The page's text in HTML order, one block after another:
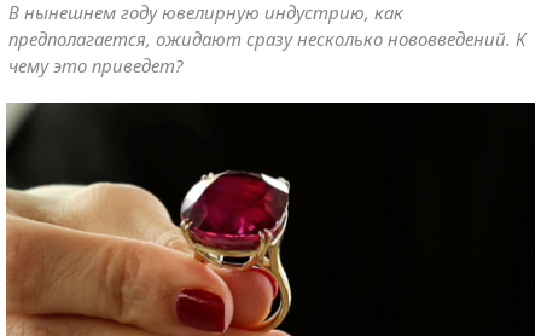
В нынешнем году ювелирную индустрию, как
предполагается, ожидают сразу несколько нововведений. К
чему это приведет?